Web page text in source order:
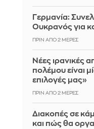
Γερμανία:
Ουκρανός για
ΠΡΙΝ ΑΠΌ 2 ΜΈΡΕΣ
Νέες ιρανικές
πολέμου είναι
επιλογές μας»
ΠΡΙΝ ΑΠΌ 2 ΜΈΡΕΣ
Διακοπές σε
και πώς θα